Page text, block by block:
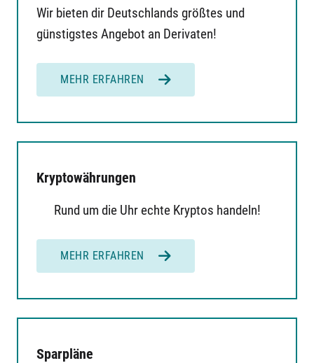
Wir bieten dir Deutschlands größtes und
günstigstes Angebot an Derivaten!
MEHR ERFAHREN
Kryptowährungen
Rund um die Uhr echte Kryptos handeln!
MEHR ERFAHREN
Sparpläne